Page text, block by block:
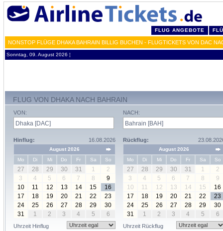
FLUG ANGEBOTE
NONSTOP FLÜGE DHAKA BAHRAIN BILLIG BUCHEN - FLUGTICKETS VON DAC
Sonntag, 09. August 2026 ¦
FLUG VON DHAKA NACH BAHRAIN
VON:
Hinflug: 16.08.2026
August 2026
Mo
Di Mi Do Fr Sa So
27 28 29 30 31 1
2
3
4 5 6 7 8
9
10
11 12 13 14 15
16
17
18 19 20 21 22
23
24
25 26 27 28 29
30
31
1 2 3 4 5 6
Uhrzeit Hinflug
NACH:
Rückflug:
August 2026
Mo
Di Mi Do Fr Sa So
27 28 29 30 31 1
2
3
4 5 6 7 8
9
10
11 12 13 14 15
16
17
18 19 20 21 22
23
24
25 26 27 28 29
30
31
1 2 3 4 5 6
Uhrzeit Rückflug